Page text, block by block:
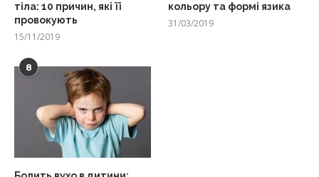
тіла: 10 причин, які її
провокують
15/11/2019
кольору та формі язика
31/03/2019
8